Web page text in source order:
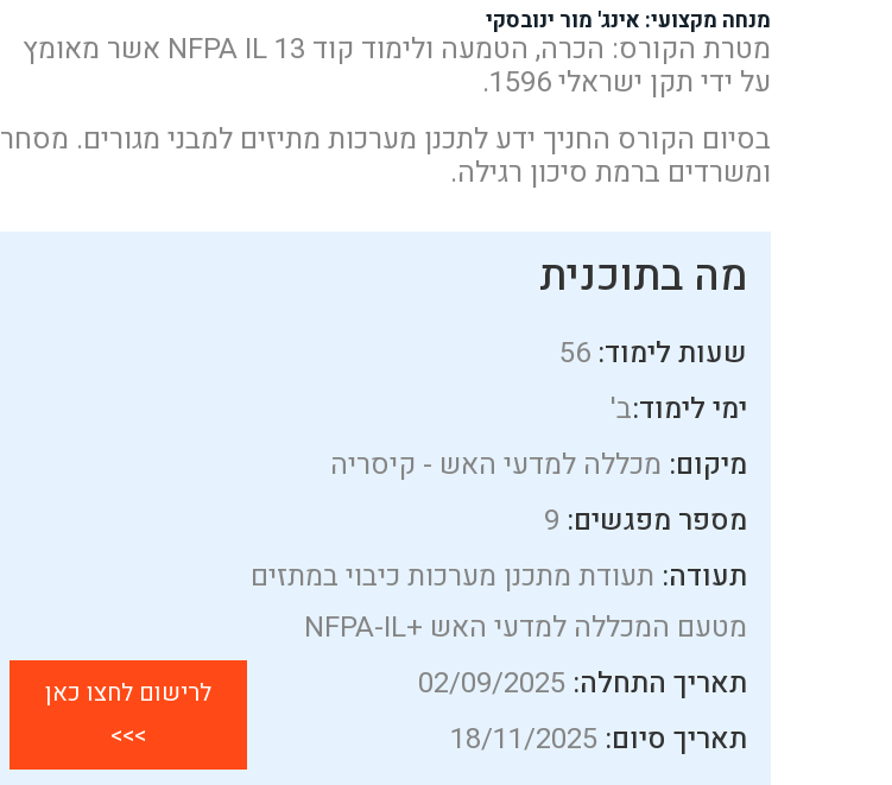
מנחה מקצועי: אינג' מור ינובסקי
מטרת הקורס: הכרה, הטמעה ולימוד קוד NFPA IL 13 אשר מאומץ
על ידי תקן ישראלי 1596.
בסיום הקורס החניך ידע לתכנן מערכות מתיזים למבני מגורים. מסחר
ומשרדים ברמת סיכון רגילה.
מה בתוכנית
שעות לימוד:
ימי לימוד:ב'
מיקום: מכללה למדעי האש - קיסריה
מספר מפגשים:
תעודה: תעודת מתכנן מערכות כיבוי במתזים
מטעם המכללה למדעי האש +NFPA-IL
תאריך התחלה:
תאריך סיום:
לרישום לחצו כאן
>>>